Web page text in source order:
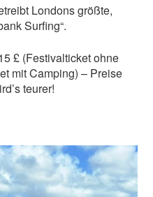
Londons größte,
Surfing“.
£ (Festivalticket ohne
mit Camping) – Preise
teurer!